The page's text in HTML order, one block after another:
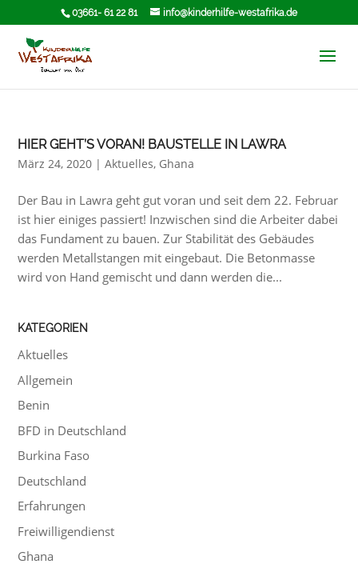
03661- 61 22 81 info@kinderhilfe-westafrika.de
HIER GEHT’S VORAN! BAUSTELLE IN LAWRA
März 24, 2020 |Aktuelles, Ghana
Der Bau in Lawra geht gut voran und seit dem 22. Februar
ist hier einiges passiert! Inzwischen sind die Arbeiter dabei
das Fundament zu bauen. Zur Stabilität des Gebäudes
werden Metallstangen mit eingebaut. Die Betonmasse
wird von Hand gemischt und dann werden die...
KATEGORIEN
Aktuelles
Allgemein
Benin
BFD in Deutschland
Burkina Faso
Deutschland
Erfahrungen
Freiwilligendienst
Ghana